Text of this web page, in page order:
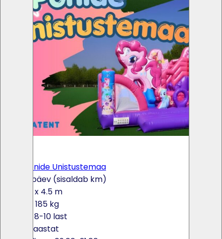
UUS! Ponide Unistustemaa
165€ / päev (sisaldab km)
7 x 6 x 4.5 m
Kaal: 185 kg
Max: 8-10 last
2-10 aastat